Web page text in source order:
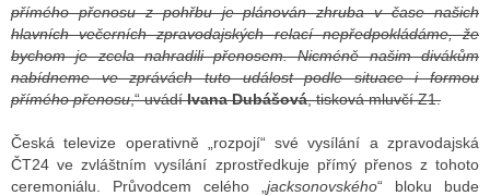
přímého přenosu z pohřbu je plánován zhruba v čase našich
hlavních večerních zpravodajských relací nepředpokládáme, že
bychom je zcela nahradili přenosem. Nicméně našim divákům
nabídneme ve zprávách tuto událost podle situace i formou
přímého přenosu,“ uvádíIvana Dubášová, tisková mluvčí Z1.
Česká televize operativně „rozpojí“ své vysílání a zpravodajská
ČT24 ve zvláštním vysílání zprostředkuje přímý přenos z tohoto
ceremoniálu. Průvodcem celého „ jacksonovského“ bloku bude